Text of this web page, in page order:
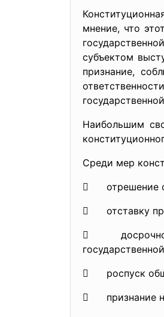
мнение, что
субъектом
признание,
Наибольшим
Среди мер
 отрешение
 отставку
 досрочное
 роспуск
 признание